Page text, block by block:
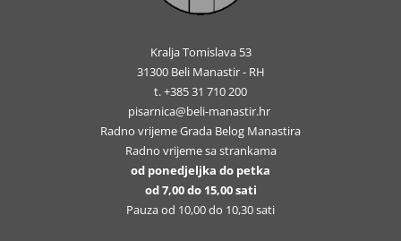
Kralja Tomislava 53
31300 Beli Manastir - RH
t. +385 31 710 200
pisarnica@beli-manastir.hr
Radno vrijeme Grada Belog Manastira
Radno vrijeme sa strankama
od ponedjeljka do petka
od 7,00 do 15,00 sati
Pauza od 10,00 do 10,30 sati